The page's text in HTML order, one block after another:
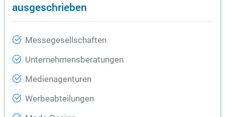
ausgeschrieben
Messegesellschaften
Unternehmensberatungen
Medienagenturen
Werbeabteilungen